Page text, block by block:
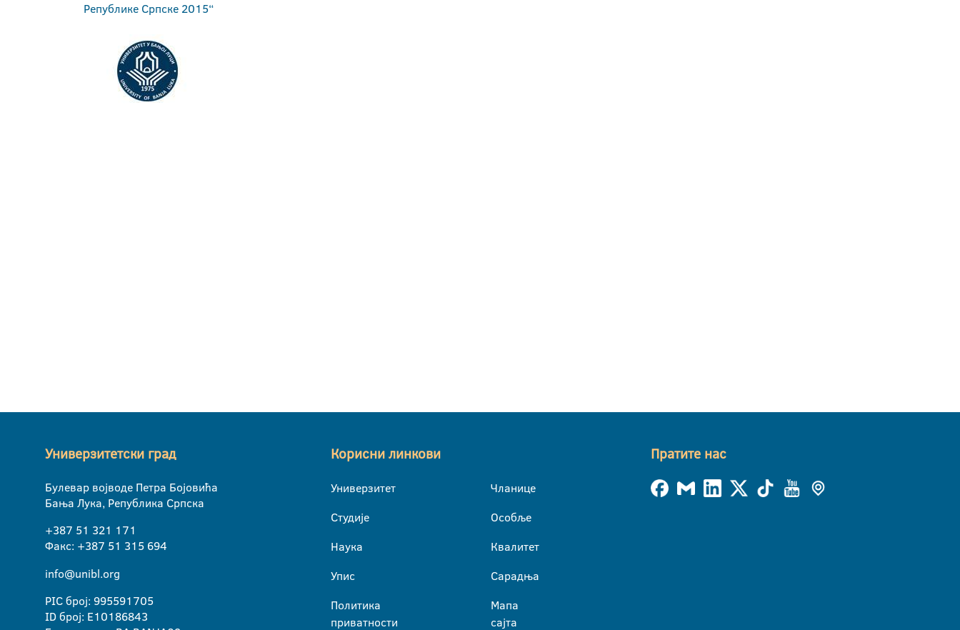
Републике Српске 2015“
Универзитетски град
Булевар војводе Петра Бојовића
Бања Лука, Република Српска
+387 51 321 171
Факс: +387 51 315 694
info@unibl.org
PIC број: 995591705
ID број: E10186843
Корисни линкови
Универзитет
Студије
Наука
Упис
Политика
приватности
Чланице
Особље
Квалитет
Сарадња
Мапа
сајта
Пратите нас